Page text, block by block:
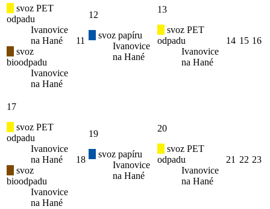
svoz PET
odpadu
Ivanovice
na Hané
svoz
bioodpadu
Ivanovice
na Hané
11
12
svoz papíru
Ivanovice
na Hané
13
svoz PET
odpadu
Ivanovice
na Hané
14 15 16
17
svoz PET
odpadu
Ivanovice
na Hané
svoz
bioodpadu
Ivanovice
na Hané
18
19
svoz papíru
Ivanovice
na Hané
20
svoz PET
odpadu
Ivanovice
na Hané
21 22 23